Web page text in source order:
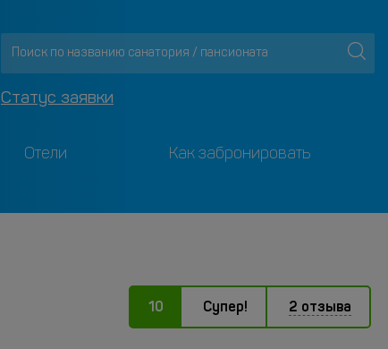
Статус заявки
Отели Как забронировать
10 Супер! 2 отзыва